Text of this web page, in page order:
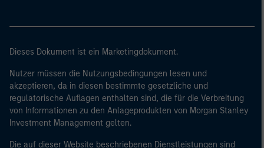
Dieses Dokument ist ein Marketingdokument.
Nutzer müssen die Nutzungsbedingungen lesen und
akzeptieren, da in diesen bestimmte gesetzliche und
regulatorische Auflagen enthalten sind, die für die Verbreitung
von Informationen zu den Anlageprodukten von Morgan Stanley
Investment Management gelten.
Die auf dieser Website beschriebenen Dienstleistungen sind